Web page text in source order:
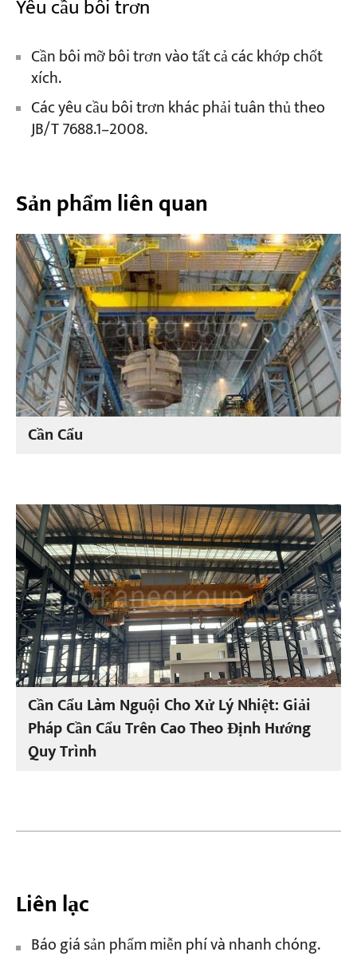
Yêu cầu bôi trơn
Cần bôi mỡ bôi trơn vào tất cả các khớp chốt
xích.
Các yêu cầu bôi trơn khác phải tuân thủ theo
JB/T 7688.1–2008.
Sản phẩm liên quan
Cần Cẩu
Cần Cẩu Làm Nguội Cho Xử Lý Nhiệt: Giải
Pháp Cần Cẩu Trên Cao Theo Định Hướng
Quy Trình
Liên lạc
Báo giá sản phẩm miễn phí và nhanh chóng.